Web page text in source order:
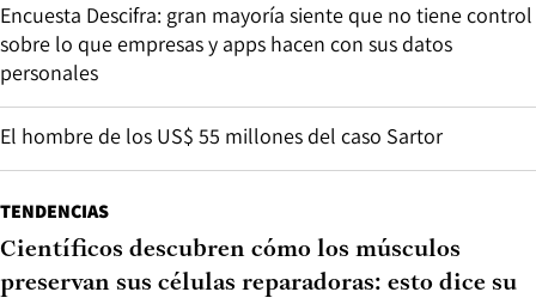
Encuesta Descifra: gran mayoría siente que no tiene control
sobre lo que empresas y apps hacen con sus datos
personales
El hombre de los US$ 55 millones del caso Sartor
TENDENCIAS
Científicos descubren cómo los músculos
preservan sus células reparadoras: esto dice su